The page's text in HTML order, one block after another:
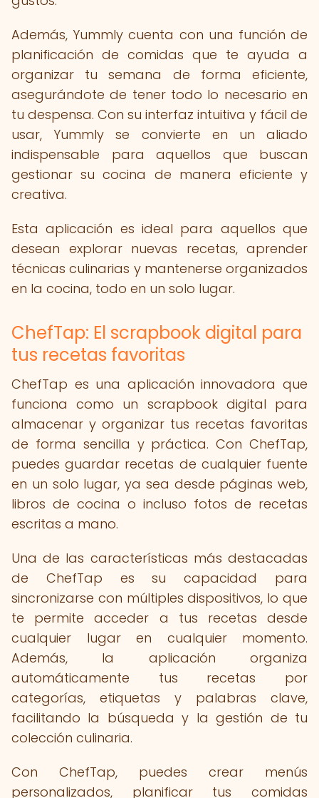
Además, Yummly cuenta con una función de
planificación de comidas que te ayuda a
organizar tu semana de forma eficiente,
asegurándote de tener todo lo necesario en
tu despensa. Con su interfaz intuitiva y fácil de
usar, Yummly se convierte en un aliado
indispensable para aquellos que buscan
gestionar su cocina de manera eficiente y
creativa.
Esta aplicación es ideal para aquellos que
desean explorar nuevas recetas, aprender
técnicas culinarias y mantenerse organizados
en la cocina, todo en un solo lugar.
ChefTap: El scrapbook digital para
tus recetas favoritas
ChefTap es una aplicación innovadora que
funciona como un scrapbook digital para
almacenar y organizar tus recetas favoritas
de forma sencilla y práctica. Con ChefTap,
puedes guardar recetas de cualquier fuente
en un solo lugar, ya sea desde páginas web,
libros de cocina o incluso fotos de recetas
escritas a mano.
Una de las características más destacadas
de ChefTap es su capacidad para
sincronizarse con múltiples dispositivos, lo que
te permite acceder a tus recetas desde
cualquier lugar en cualquier momento.
Además, la aplicación organiza
automáticamente tus recetas por
categorías, etiquetas y palabras clave,
facilitando la búsqueda y la gestión de tu
colección culinaria.
Con ChefTap, puedes crear menús
personalizados, planificar tus comidas